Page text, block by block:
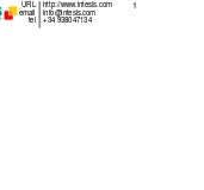
1
URL
email
tel
http://www.intesis.com
info@intesis.com
+34 938047134